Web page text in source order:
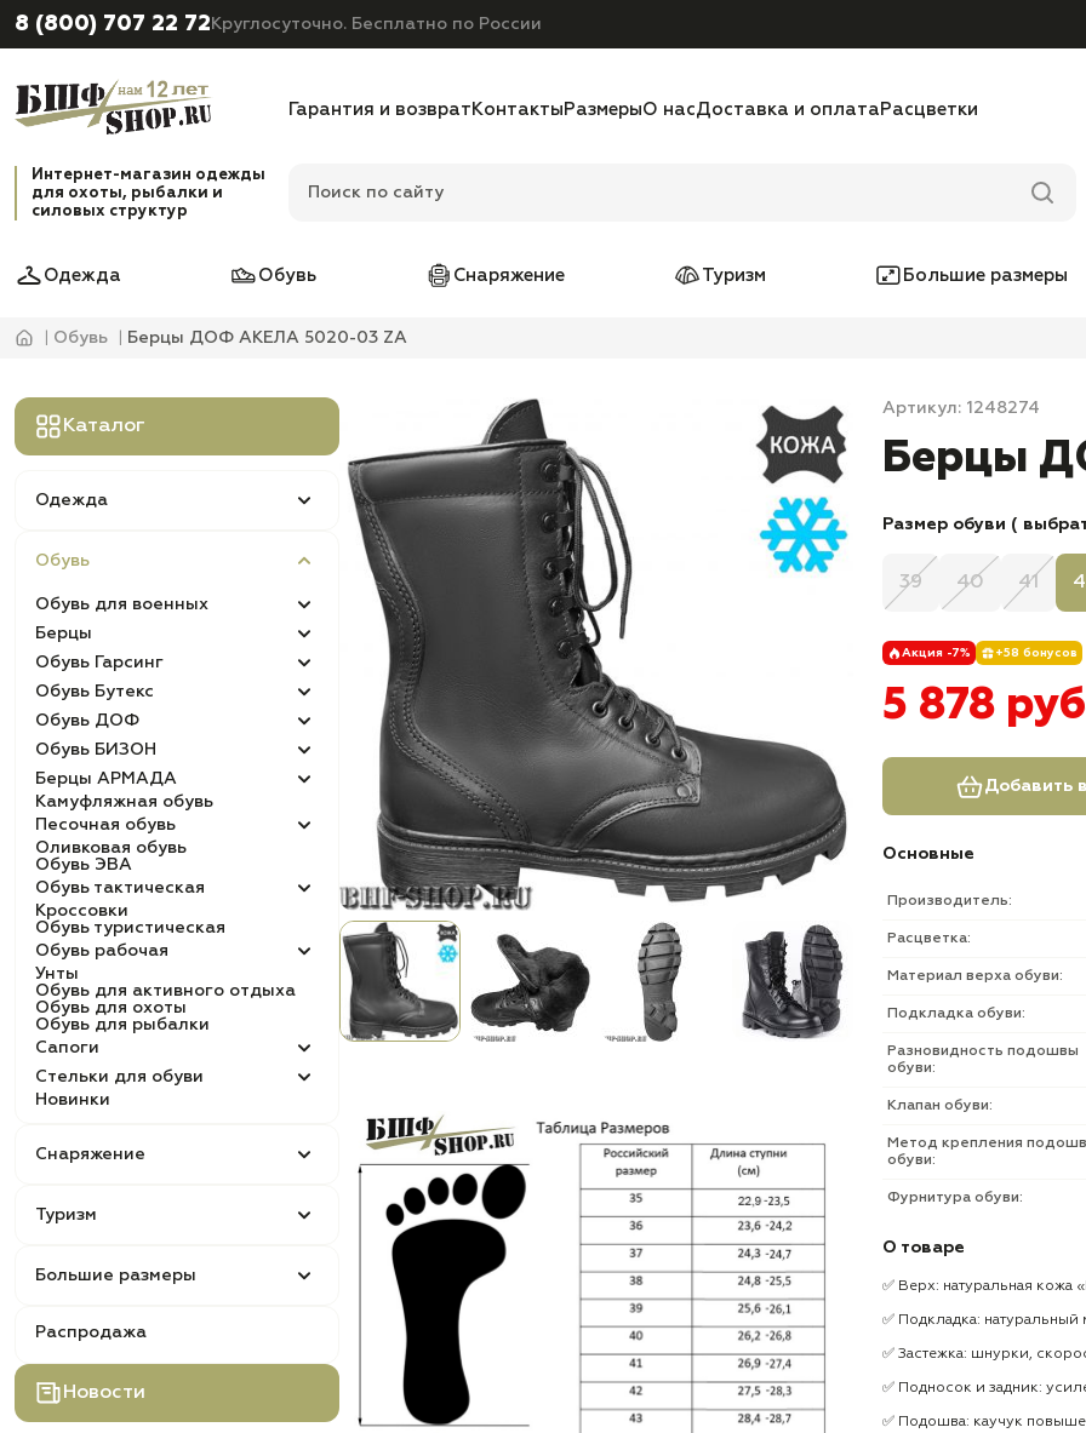
8 (800) 707 22 72 Круглосуточно. Бесплатно по России
Гарантия и возврат Контакты РазмерыО насДоставка и оплата Расцветки
Интернет-магазин одежды
для охоты, рыбалки и
силовых структур
Одежда Обувь Снаряжение Туризм Большие размеры
Обувь Берцы ДОФ АКЕЛА 5020-03 ZA
Каталог
Одежда
Обувь
Обувь для военных
Берцы
Обувь Гарсинг
Обувь Бутекс
Обувь ДОФ
Обувь БИЗОН
Берцы АРМАДА
Камуфляжная обувь
Песочная обувь
Оливковая обувь
Обувь ЭВА
Обувь тактическая
Кроссовки
Обувь туристическая
Обувь рабочая
Унты
Обувь для активного отдыха
Обувь для охоты
Обувь для рыбалки
Сапоги
Стельки для обуви
Новинки
Снаряжение
Туризм
Большие размеры
Распродажа
Новости
Артикул: 1248274
Берцы
Размер обуви (
39 40 41
Акция -7% +58 бонусов
5 878 руб
Добавить
Основные
Производитель:
Расцветка:
Материал верха обуви:
Подкладка обуви:
Разновидность подошвы
обуви:
Клапан обуви:
Метод крепления
обуви:
Фурнитура обуви:
О товаре
✅ Верх: натуральная кожа
✅ Подкладка:
✅ Застежка: шнурки,
✅ Подносок и задник:
✅ Подошва: каучук